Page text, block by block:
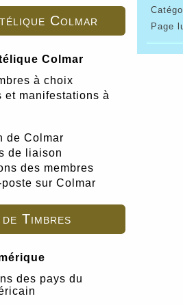
Colmar
Colmar
à choix
et manifestations à
de Colmar
de liaison
des membres
sur Colmar
Timbres
des pays du
Page